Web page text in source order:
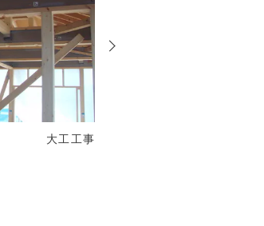
稿
大工工事